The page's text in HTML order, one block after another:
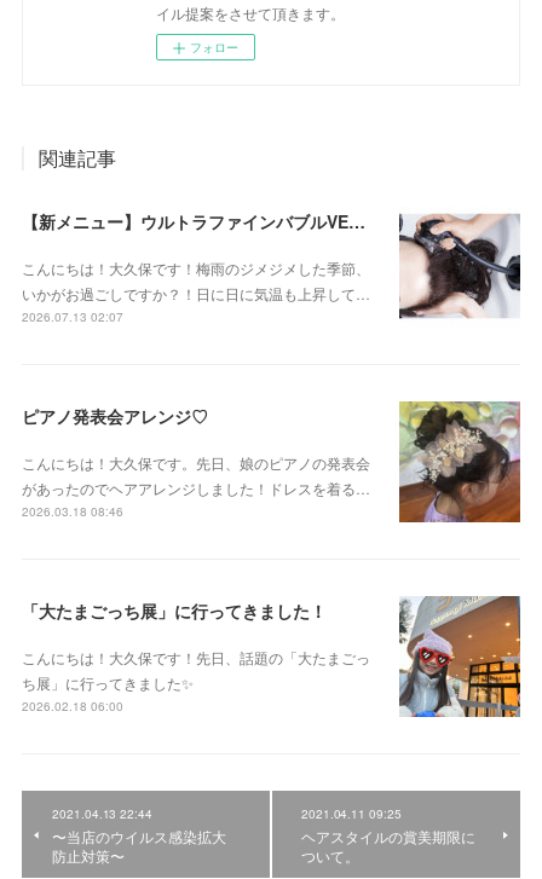
イル提案をさせて頂きます。
フォロー
関連記事
【新メニュー】ウルトラファインバブルVEENA始めました！
こんにちは！大久保です！梅雨のジメジメした季節、
いかがお過ごしですか？！日に日に気温も上昇して…
2026.07.13 02:07
ピアノ発表会アレンジ♡
こんにちは！大久保です。先日、娘のピアノの発表会
があったのでヘアアレンジしました！ドレスを着る…
2026.03.18 08:46
「大たまごっち展」に行ってきました！
こんにちは！大久保です！先日、話題の「大たまごっ
ち展」に行ってきました✨
2026.02.18 06:00
2021.04.13 22:44
〜当店のウイルス感染拡大
防止対策〜
2021.04.11 09:25
ヘアスタイルの賞美期限に
ついて。